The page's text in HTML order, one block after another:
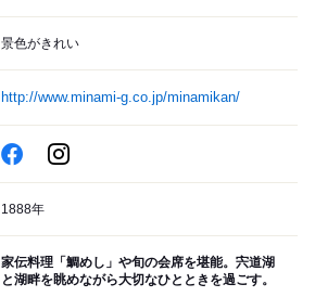
景色がきれい
http://www.minami-g.co.jp/minamikan/
1888年
家伝料理「鯛めし」や旬の会席を堪能。宍道湖
と湖畔を眺めながら大切なひとときを過ごす。